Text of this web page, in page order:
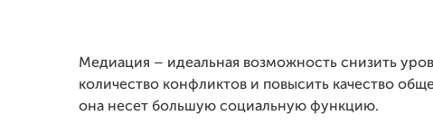
Медиация – идеальная возможность снизить
количество конфликтов и повысить качество
она несет большую социальную функцию.